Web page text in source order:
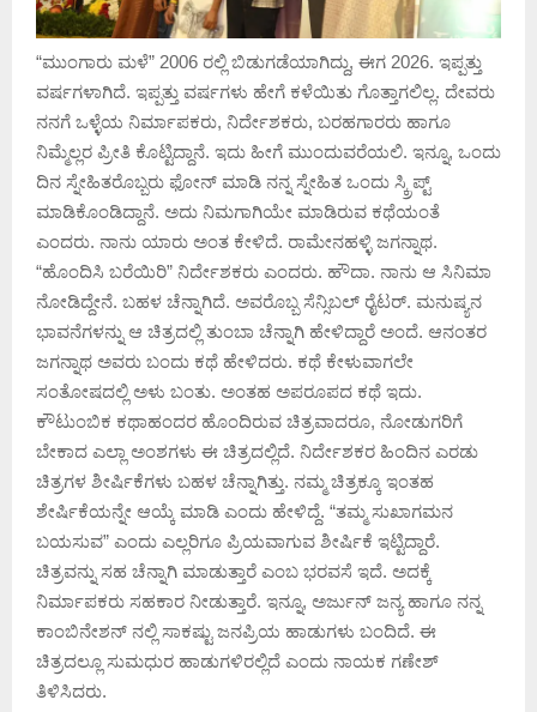
“ಮುಂಗಾರು ಮಳೆ” 2006 ರಲ್ಲಿ ಬಿಡುಗಡೆಯಾಗಿದ್ದು, ಈಗ 2026. ಇಪ್ಪತ್ತು
ವರ್ಷಗಳಾಗಿದೆ. ಇಪ್ಪತ್ತು ವರ್ಷಗಳು ಹೇಗೆ ಕಳೆಯಿತು ಗೊತ್ತಾಗಲಿಲ್ಲ. ದೇವರು
ನನಗೆ ಒಳ್ಳೆಯ ನಿರ್ಮಾಪಕರು, ನಿರ್ದೇಶಕರು, ಬರಹಗಾರರು ಹಾಗೂ
ನಿಮ್ಮೆಲ್ಲರ ಪ್ರೀತಿ ಕೊಟ್ಟಿದ್ದಾನೆ. ಇದು ಹೀಗೆ ಮುಂದುವರೆಯಲಿ. ಇನ್ನೂ, ಒಂದು
ದಿನ ಸ್ನೇಹಿತರೊಬ್ಬರು ಫೋನ್ ಮಾಡಿ ನನ್ನ ಸ್ನೇಹಿತ ಒಂದು ಸ್ಕ್ರಿಪ್ಟ್
ಮಾಡಿಕೊಂಡಿದ್ದಾನೆ. ಅದು ನಿಮಗಾಗಿಯೇ ಮಾಡಿರುವ ಕಥೆಯಂತೆ
ಎಂದರು. ನಾನು ಯಾರು ಅಂತ ಕೇಳಿದೆ. ರಾಮೇನಹಳ್ಳಿ ಜಗನ್ನಾಥ.
“ಹೊಂದಿಸಿ ಬರೆಯಿರಿ” ನಿರ್ದೇಶಕರು ಎಂದರು. ಹೌದಾ. ನಾನು ಆ ಸಿನಿಮಾ
ನೋಡಿದ್ದೇನೆ. ಬಹಳ ಚೆನ್ನಾಗಿದೆ. ಅವರೊಬ್ಬ ಸೆನ್ಸಿಬಲ್ ರೈಟರ್. ಮನುಷ್ಯನ
ಭಾವನೆಗಳನ್ನು ಆ ಚಿತ್ರದಲ್ಲಿ ತುಂಬಾ ಚೆನ್ನಾಗಿ ಹೇಳಿದ್ದಾರೆ ಅಂದೆ. ಆನಂತರ
ಜಗನ್ನಾಥ ಅವರು ಬಂದು ಕಥೆ ಹೇಳಿದರು. ಕಥೆ ಕೇಳುವಾಗಲೇ
ಸಂತೋಷದಲ್ಲಿ ಅಳು ಬಂತು. ಅಂತಹ ಅಪರೂಪದ ಕಥೆ ಇದು.
ಕೌಟುಂಬಿಕ ಕಥಾಹಂದರ ಹೊಂದಿರುವ ಚಿತ್ರವಾದರೂ, ನೋಡುಗರಿಗೆ
ಬೇಕಾದ ಎಲ್ಲಾ ಅಂಶಗಳು ಈ ಚಿತ್ರದಲ್ಲಿದೆ. ನಿರ್ದೇಶಕರ ಹಿಂದಿನ ಎರಡು
ಚಿತ್ರಗಳ ಶೀರ್ಷಿಕೆಗಳು ಬಹಳ ಚೆನ್ನಾಗಿತ್ತು. ನಮ್ಮ ಚಿತ್ರಕ್ಕೂ ಇಂತಹ
ಶೇರ್ಷಿಕೆಯನ್ನೇ ಆಯ್ಕೆ ಮಾಡಿ ಎಂದು ಹೇಳಿದ್ದೆ. “ತಮ್ಮ ಸುಖಾಗಮನ
ಬಯಸುವ” ಎಂದು ಎಲ್ಲರಿಗೂ ಪ್ರಿಯವಾಗುವ ಶೀರ್ಷಿಕೆ ಇಟ್ಟಿದ್ದಾರೆ.
ಚಿತ್ರವನ್ನು ಸಹ ಚೆನ್ನಾಗಿ ಮಾಡುತ್ತಾರೆ ಎಂಬ ಭರವಸೆ ಇದೆ. ಅದಕ್ಕೆ
ನಿರ್ಮಾಪಕರು ಸಹಕಾರ ನೀಡುತ್ತಾರೆ. ಇನ್ನೂ, ಅರ್ಜುನ್ ಜನ್ಯ ಹಾಗೂ ನನ್ನ
ಕಾಂಬಿನೇಶನ್ ನಲ್ಲಿ ಸಾಕಷ್ಟು ಜನಪ್ರಿಯ ಹಾಡುಗಳು ಬಂದಿದೆ. ಈ
ಚಿತ್ರದಲ್ಲೂ ಸುಮಧುರ ಹಾಡುಗಳಿರಲ್ಲಿದೆ ಎಂದು ನಾಯಕ ಗಣೇಶ್
ತಿಳಿಸಿದರು.